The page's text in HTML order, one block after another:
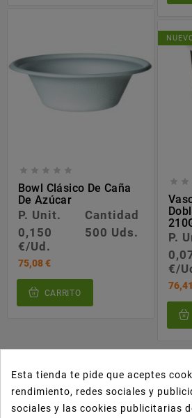
    
Bowl Clásico De Caña
De Azúcar
P. Unit.
Cantidad
0,150
€/Ud.
500 Uds.
75,08 €
CARRITO
 
P.
€/
Esta tienda te pide que aceptes
rendimiento, redes sociales y
sociales y las cookies publicitarias